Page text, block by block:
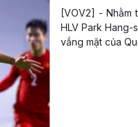
[VOV2] - Nhằm
HLV Park
vắng mặt của